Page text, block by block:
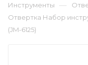
Инструменты —
Отвертка Набор
(JM-6125)